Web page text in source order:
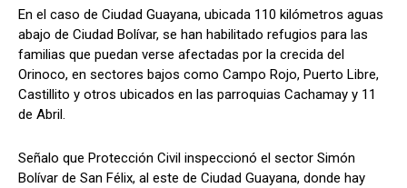
En el caso de Ciudad Guayana, ubicada 110 kilómetros aguas
abajo de Ciudad Bolívar, se han habilitado refugios para las
familias que puedan verse afectadas por la crecida del
Orinoco, en sectores bajos como Campo Rojo, Puerto Libre,
Castillito y otros ubicados en las parroquias Cachamay y 11
de Abril.
Señalo que Protección Civil inspeccionó el sector Simón
Bolívar de San Félix, al este de Ciudad Guayana, donde hay